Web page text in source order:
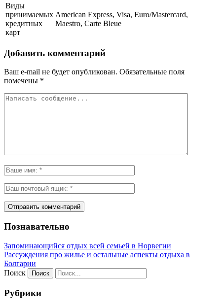
Виды
принимаемых
кредитных
карт
American Express, Visa, Euro/Mastercard,
Maestro, Carte Bleue
Добавить комментарий
Ваш e-mail не будет опубликован. Обязательные поля
помечены *
Познавательно
Запоминающийся отдых всей семьей в Норвегии
Рассуждения про жилье и остальные аспекты отдыха в
Болгарии
Поиск
Рубрики